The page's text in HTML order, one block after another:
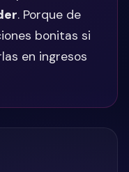
. Porque de
bonitas si
en ingresos